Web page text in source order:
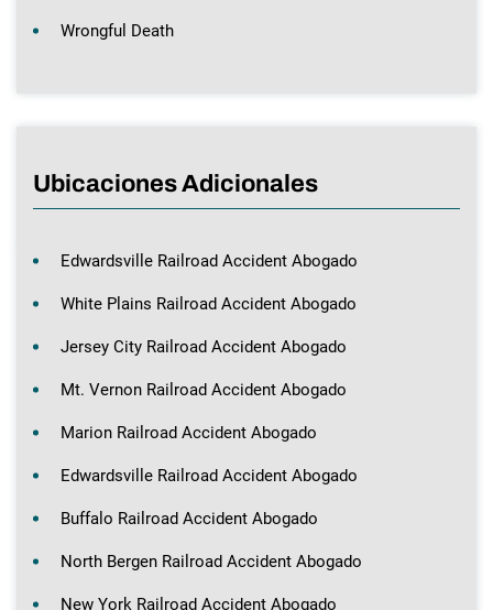
Wrongful Death
Ubicaciones Adicionales
Edwardsville Railroad Accident Abogado
White Plains Railroad Accident Abogado
Jersey City Railroad Accident Abogado
Mt. Vernon Railroad Accident Abogado
Marion Railroad Accident Abogado
Edwardsville Railroad Accident Abogado
Buffalo Railroad Accident Abogado
North Bergen Railroad Accident Abogado
New York Railroad Accident Abogado